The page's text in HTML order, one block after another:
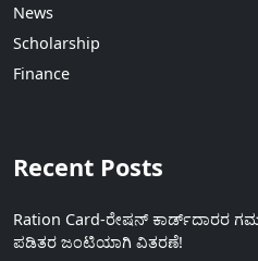
News
Scholarship
Finance
Recent Posts
Ration Card-ರೇಷನ್ ಕಾರ್ಡ್‍ದಾರರ
ಪಡಿತರ ಜಂಟಿಯಾಗಿ ವಿತರಣೆ!